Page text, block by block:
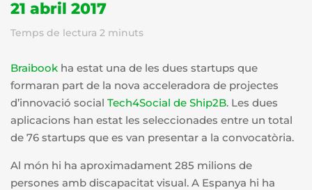
21 abril 2017
Temps de lectura 2 minuts
Braibook ha estat una de les dues startups que
formaran part de la nova acceleradora de projectes
d’innovació social Tech4Social de Ship2B. Les dues
aplicacions han estat les seleccionades entre un total
de 76 startups que es van presentar a la convocatòria.
Al món hi ha aproximadament 285 milions de
persones amb discapacitat visual. A Espanya hi ha